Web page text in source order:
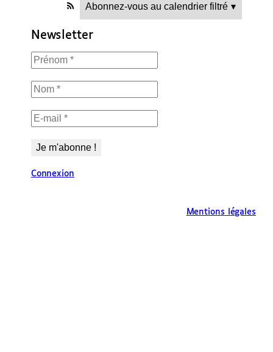
Abonnez-vous au calendrier filtré ▾
Newsletter
Connexion
Mentions légales